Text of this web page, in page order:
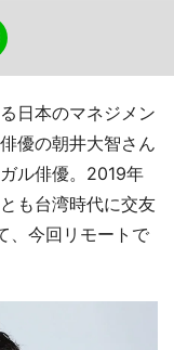
日本のマネジメン
優の朝井大智さん
ル俳優。2019年
も台湾時代に交友
、今回リモートで